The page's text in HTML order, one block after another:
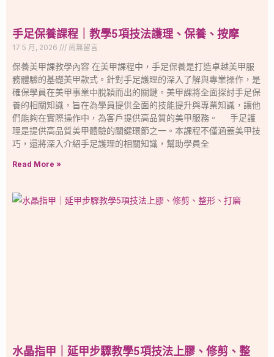
手足保養課程｜教學5項技法護理、保養、按摩
17 5 月, 2026 尚無留言
保養美甲課教學內容 在美甲課程中，手足保養是打造卓越美甲服
務體驗的基礎美甲款式。針對手足護理的深入了解與專業操作，是
確保學員在美甲事業中脫穎而出的關鍵。美甲課將全面探討手足保
養的相關知識，旨在為學員提供全面的技能提升與專業知識，讓他
們能夠在實際操作中，為客戶提供高品質的美甲服務。 手足護
理是提供高品質美甲體驗的關鍵環節之一。本課程不僅涵蓋美甲技
巧，還將深入介紹手足護理的相關知識，幫助學員全
Read More »
水晶指甲｜延甲步驟教學5項技法上膠、修剪、整